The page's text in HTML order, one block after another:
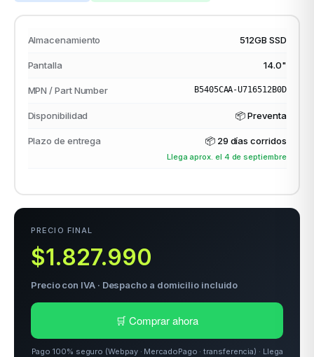
Almacenamiento 512GB SSD
Pantalla 14.0"
MPN / Part Number B5405CAA-U716512B0D
Disponibilidad 📦 Preventa
Plazo de entrega 📦 29 días corridos
Llega aprox. el 4 de septiembre
PRECIO FINAL
$1.827.990
Precio con IVA · Despacho a domicilio incluido
🛒 Comprar ahora
Pago 100% seguro (Webpay · MercadoPago · transferencia) · Llega